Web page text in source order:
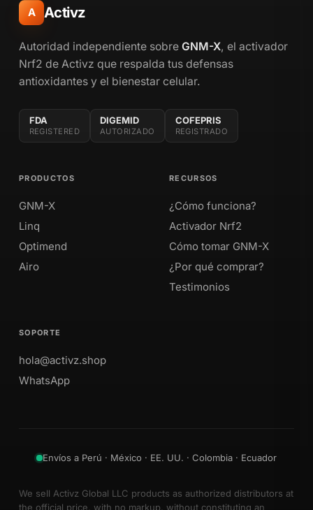
A Activz
Autoridad independiente sobre GNM-X, el activador
Nrf2 de Activz que respalda tus defensas
antioxidantes y el bienestar celular.
FDA
REGISTERED
DIGEMID
AUTORIZADO
COFEPRIS
REGISTRADO
PRODUCTOS
GNM-X
Linq
Optimend
Airo
RECURSOS
¿Cómo funciona?
Activador Nrf2
Cómo tomar GNM-X
¿Por qué comprar?
Testimonios
SOPORTE
hola@activz.shop
WhatsApp
Envíos a Perú · México · EE. UU. · Colombia · Ecuador
We sell Activz Global LLC products as authorized distributors at
the official price, with no markup, without constituting an